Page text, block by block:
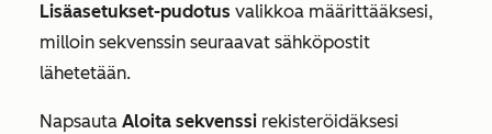
Lisäasetukset-pudotus valikkoa määrittääksesi,
milloin sekvenssin seuraavat sähköpostit
lähetetään.
Napsauta Aloita sekvenssi rekisteröidäksesi